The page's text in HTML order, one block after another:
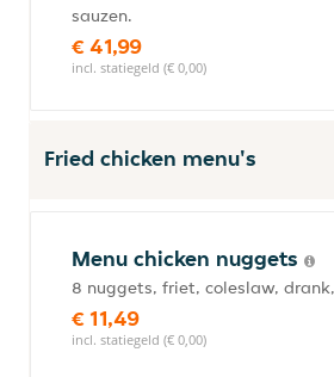
sauzen.
€ 41,99
incl. statiegeld (€ 0,00)
Fried chicken menu's
Menu chicken nuggets
8 nuggets, friet, coleslaw,
€ 11,49
incl. statiegeld (€ 0,00)